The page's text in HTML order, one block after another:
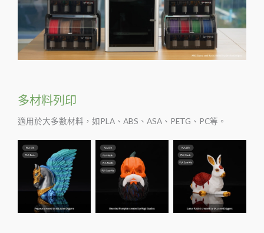
多材料列印
適用於大多數材料，如PLA、ABS、ASA、PETG、PC等。